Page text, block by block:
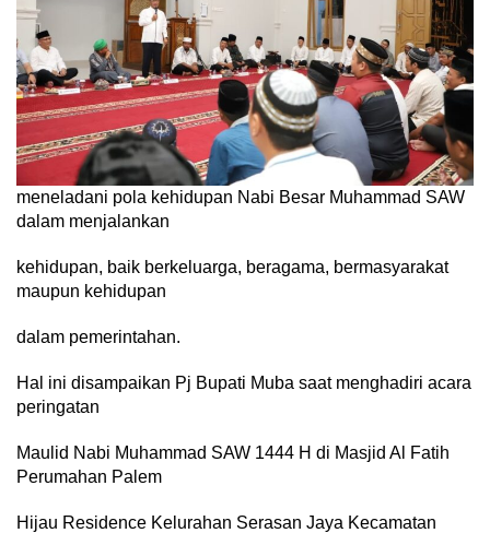
meneladani pola kehidupan Nabi Besar Muhammad SAW
dalam menjalankan
kehidupan, baik berkeluarga, beragama, bermasyarakat
maupun kehidupan
dalam pemerintahan.
Hal ini disampaikan Pj Bupati Muba saat menghadiri acara
peringatan
Maulid Nabi Muhammad SAW 1444 H di Masjid Al Fatih
Perumahan Palem
Hijau Residence Kelurahan Serasan Jaya Kecamatan